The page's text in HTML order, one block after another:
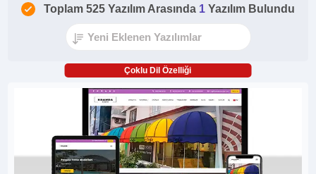
Toplam 525 Yazılım Arasında 1 Yazılım Bulundu
Çoklu Dil Özelliği